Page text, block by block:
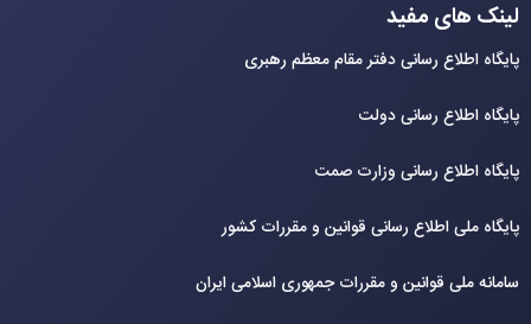
لینک های مفید
پایگاه اطلاع رسانی دفتر مقام معظم رهبری
پایگاه اطلاع رسانی دولت
پایگاه اطلاع رسانی وزارت صمت
پایگاه ملی اطلاع رسانی قوانین و مقررات کشور
سامانه ملی قوانین و مقررات جمهوری اسلامی ایران